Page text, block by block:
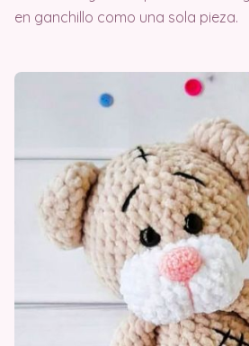
en ganchillo como una sola pieza.